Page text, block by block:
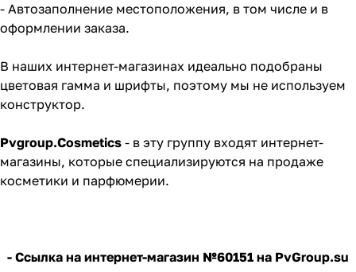
- Автозаполнение местоположения, в том числе и в
оформлении заказа.
В наших интернет-магазинах идеально подобраны
цветовая гамма и шрифты, поэтому мы не используем
конструктор.
Pvgroup.Cosmetics - в эту группу входят интернет-
магазины, которые специализируются на продаже
косметики и парфюмерии.
- Ссылка на интернет-магазин №60151 на PvGroup.su